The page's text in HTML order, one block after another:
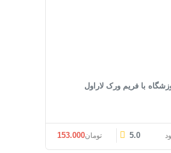
با فریم ورک لاراول
5.0 قیمت اصلی: تومان153.000 بود.
تومان153.000قیمت فعلی: تومان153.000.